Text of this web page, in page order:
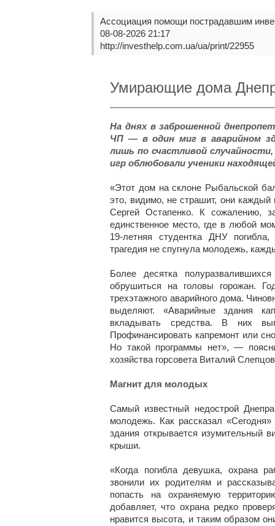
Ассоциация помощи пострадавшим
08-08-2026 21:17
http://investhelp.com.ua/ua/print/22955
Умирающие дома
На днях в заброшенной
ЧП — в один миг в аварийном
лишь по счастливой
игр облюбовали ученики
«Этот дом на склоне Рыбальской
это, видимо, не страшит, они
Сергей Остапенко. К сожалению,
единственное место, где в любой
19-летняя студентка ДНУ
трагедия не спугнула молодежь,
Более десятка
обрушиться на головы горожан.
трехэтажного аварийного дома.
выделяют. «Аварийные здания
вкладывать средства. В них
Профинансировать капремонт или
Но такой программы нет», —
хозяйства горсовета Виталий
Магнит для молодых
Самый известный недострой
молодежь. Как рассказал
здания открывается изумительный
крыши.
«Когда погибла девушка, охрана
звонили их родителям и
попасть на охраняемую
добавляет, что охрана редко
нравится высота, и таким образом